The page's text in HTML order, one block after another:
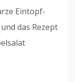
Eintopf-
das Rezept